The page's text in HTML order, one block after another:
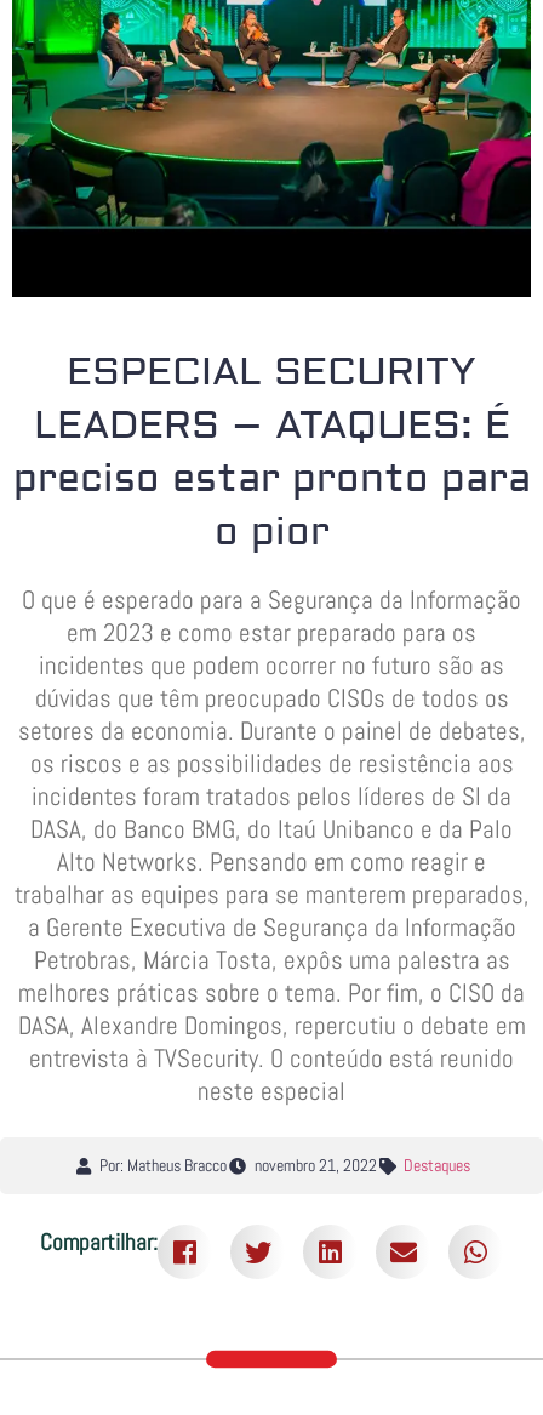
ESPECIAL SECURITY
LEADERS – ATAQUES: É
preciso estar pronto para
o pior
O que é esperado para a Segurança da Informação
em 2023 e como estar preparado para os
incidentes que podem ocorrer no futuro são as
dúvidas que têm preocupado CISOs de todos os
setores da economia. Durante o painel de debates,
os riscos e as possibilidades de resistência aos
incidentes foram tratados pelos líderes de SI da
DASA, do Banco BMG, do Itaú Unibanco e da Palo
Alto Networks. Pensando em como reagir e
trabalhar as equipes para se manterem preparados,
a Gerente Executiva de Segurança da Informação
Petrobras, Márcia Tosta, expôs uma palestra as
melhores práticas sobre o tema. Por fim, o CISO da
DASA, Alexandre Domingos, repercutiu o debate em
entrevista à TVSecurity. O conteúdo está reunido
neste especial
Por: Matheus Bracco novembro 21, 2022 Destaques
Compartilhar: